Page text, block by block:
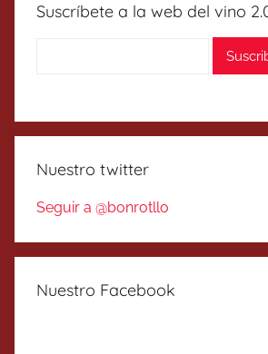
Suscríbete a la web del vino
Nuestro twitter
Seguir a @bonrotllo
Nuestro Facebook